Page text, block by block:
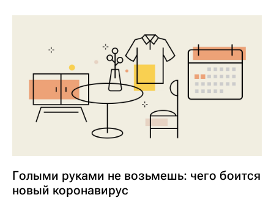
Голыми руками не возьмешь: чего боится
новый коронавирус